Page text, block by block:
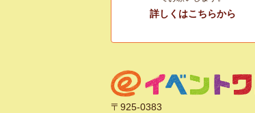
詳しくはこちらから
〒925-0383